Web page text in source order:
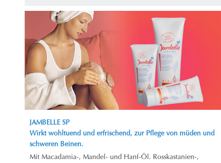
JAMBELLE SP
Wirkt wohltuend und erfrischend, zur Pflege von müden und
schweren Beinen.
Mit Macadamia-, Mandel- und Hanf-Öl. Rosskastanien-,